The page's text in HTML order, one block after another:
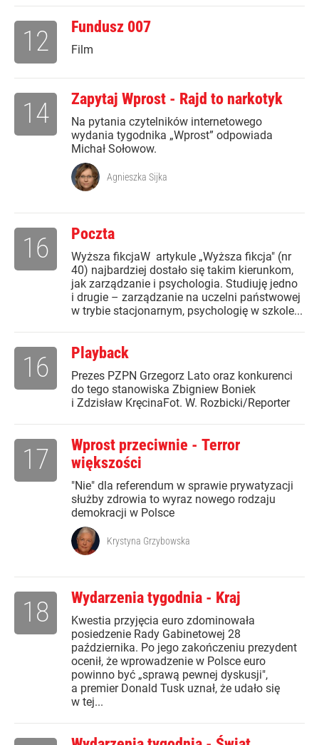
Fundusz 007
Film
12
Zapytaj Wprost - Rajd to narkotyk
Na pytania czytelników internetowego
wydania tygodnika „Wprost” odpowiada
Michał Sołowow.
14
Agnieszka Sijka
Poczta
Wyższa fikcjaW artykule „Wyższa fikcja" (nr
40) najbardziej dostało się takim kierunkom,
jak zarządzanie i psychologia. Studiuję jedno
i drugie – zarządzanie na uczelni państwowej
w trybie stacjonarnym, psychologię w szkole...
16
Playback
Prezes PZPN Grzegorz Lato oraz konkurenci
do tego stanowiska Zbigniew Boniek
i Zdzisław KręcinaFot. W. Rozbicki/Reporter
16
Wprost przeciwnie - Terror
większości
"Nie" dla referendum w sprawie prywatyzacji
służby zdrowia to wyraz nowego rodzaju
demokracji w Polsce
17
Krystyna Grzybowska
Wydarzenia tygodnia - Kraj
Kwestia przyjęcia euro zdominowała
posiedzenie Rady Gabinetowej 28
października. Po jego zakończeniu prezydent
ocenił, że wprowadzenie w Polsce euro
powinno być „sprawą pewnej dyskusji",
a premier Donald Tusk uznał, że udało się
w tej...
18